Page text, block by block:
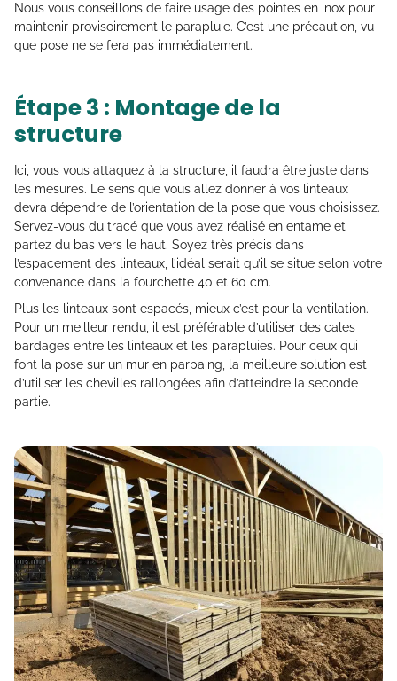
Nous vous conseillons de faire usage des pointes en inox pour
maintenir provisoirement le parapluie. C’est une précaution, vu
que pose ne se fera pas immédiatement.
Étape 3 : Montage de la
structure
Ici, vous vous attaquez à la structure, il faudra être juste dans
les mesures. Le sens que vous allez donner à vos linteaux
devra dépendre de l’orientation de la pose que vous choisissez.
Servez-vous du tracé que vous avez réalisé en entame et
partez du bas vers le haut. Soyez très précis dans
l’espacement des linteaux, l’idéal serait qu’il se situe selon votre
convenance dans la fourchette 40 et 60 cm.
Plus les linteaux sont espacés, mieux c’est pour la ventilation.
Pour un meilleur rendu, il est préférable d’utiliser des cales
bardages entre les linteaux et les parapluies. Pour ceux qui
font la pose sur un mur en parpaing, la meilleure solution est
d’utiliser les chevilles rallongées afin d’atteindre la seconde
partie.